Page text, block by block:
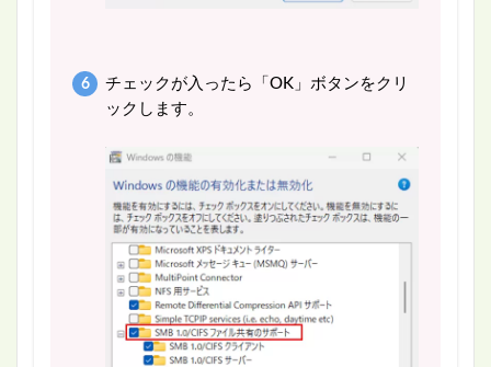
チェックが入ったら「OK」ボタンをクリ
ックします。